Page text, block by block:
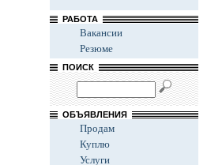
РАБОТА
Вакансии
Резюме
ПОИСК
ОБЪЯВЛЕНИЯ
Продам
Куплю
Услуги